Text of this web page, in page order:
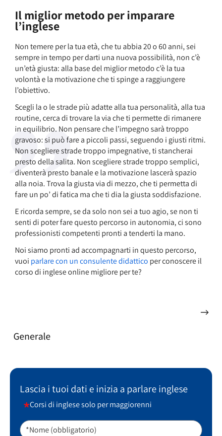
Generale
Lascia i tuoi dati e inizia a parlare inglese
Corsi di inglese solo per maggiorenni
*Nome (obbligatorio)
Il miglior metodo per imparare
l’inglese
Non temere per la tua età, che tu abbia 20 o 60 anni, sei
sempre in tempo per darti una nuova possibilità, non c’è
un’età giusta: alla base del miglior metodo c’è la tua
volontà e la motivazione che ti spinge a raggiungere
l’obiettivo.
Scegli la o le strade più adatte alla tua personalità, alla tua
routine, cerca di trovare la via che ti permette di rimanere
in equilibrio. Non pensare che l’impegno sarà troppo
gravoso: si può fare a piccoli passi, seguendo i giusti ritmi.
Non scegliere strade troppo impegnative, ti stancherai
presto della salita. Non scegliere strade troppo semplici,
diventerà presto banale e la motivazione lascerà spazio
alla noia. Trova la giusta via di mezzo, che ti permetta di
fare un po’ di fatica ma che ti dia la giusta soddisfazione.
E ricorda sempre, se da solo non sei a tuo agio, se non ti
senti di poter fare questo percorso in autonomia, ci sono
professionisti competenti pronti a tenderti la mano.
Noi siamo pronti ad accompagnarti in questo percorso,
vuoi parlare con un consulente didattico per conoscere il
corso di inglese online migliore per te?